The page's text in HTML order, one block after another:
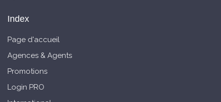
Index
Page d'accueil
Agences & Agents
Promotions
Login PRO